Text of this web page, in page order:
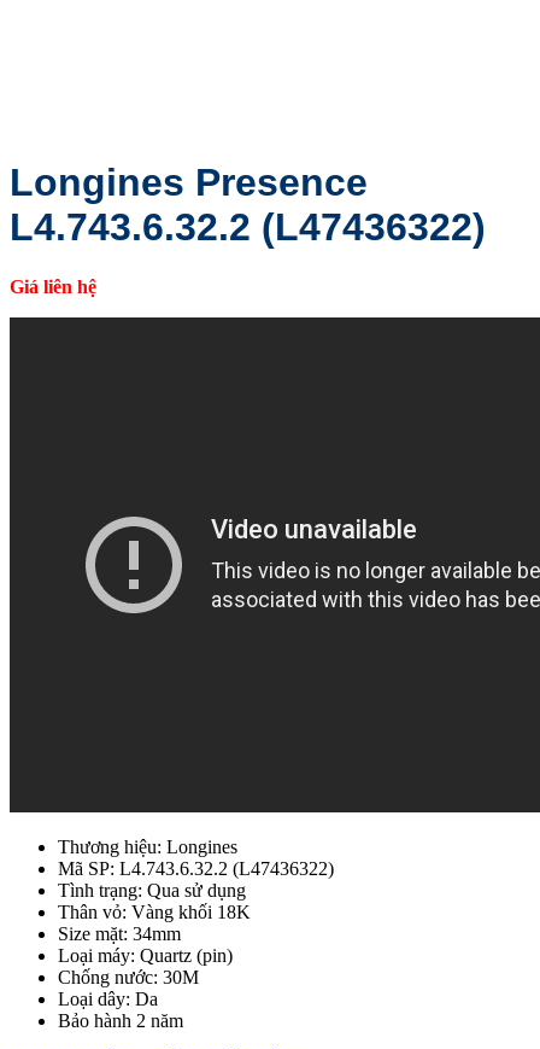
Longines Presence
L4.743.6.32.2 (L47436322)
Giá liên hệ
Thương hiệu: Longines
Mã SP: L4.743.6.32.2 (L47436322)
Tình trạng: Qua sử dụng
Thân vỏ: Vàng khối 18K
Size mặt: 34mm
Loại máy: Quartz (pin)
Chống nước: 30M
Loại dây: Da
Bảo hành 2 năm